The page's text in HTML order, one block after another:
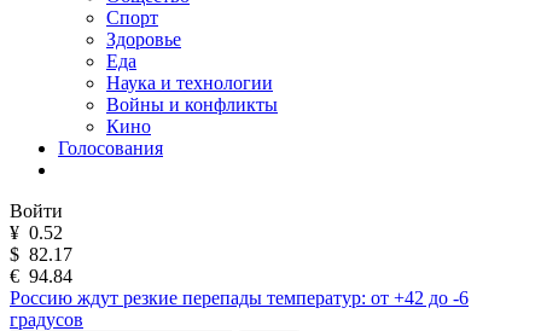
Спорт
Здоровье
Еда
Наука и технологии
Войны и конфликты
Кино
Голосования
Войти
¥ 0.52
$ 82.17
€ 94.84
Россию ждут резкие перепады температур: от +42 до -6
градусов